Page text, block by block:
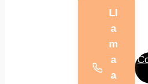
Ll
a
m
a
a